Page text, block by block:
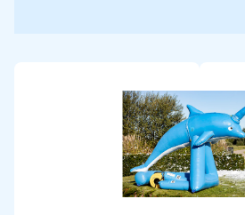
gave producten in handen, maar hoef
De JB Bubbles producten hebben
schuim nodig. Wij leveren dit in de
JB Bubble Powder. Eén zakje Bubble
de meegeleverde JB Bubble Machine,
Deze vul je simpelweg met water,